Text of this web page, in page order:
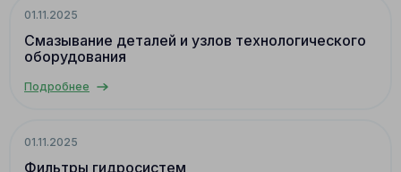
01.11.2025
Смазывание деталей и узлов технологического
оборудования
Подробнее
01.11.2025
Фильтры гидросистем